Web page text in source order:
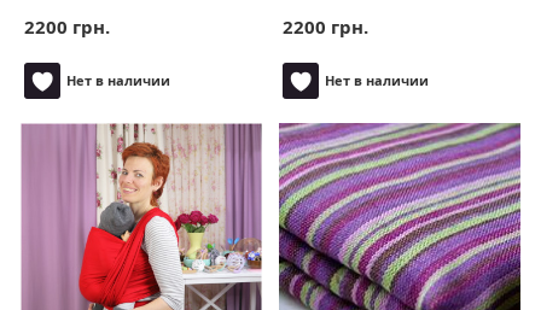
2200 грн.
Нет в наличии
2200 грн.
Нет в наличии